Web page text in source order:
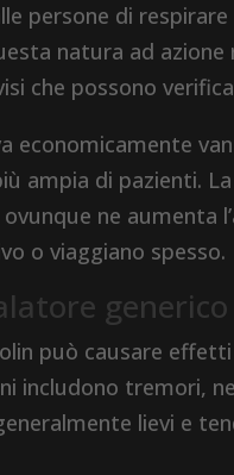
persone di
natura ad
che possono
economicamente
ampia di pazienti.
ne aumenta
o viaggiano spesso.
può causare
includono tremori,
lievi e